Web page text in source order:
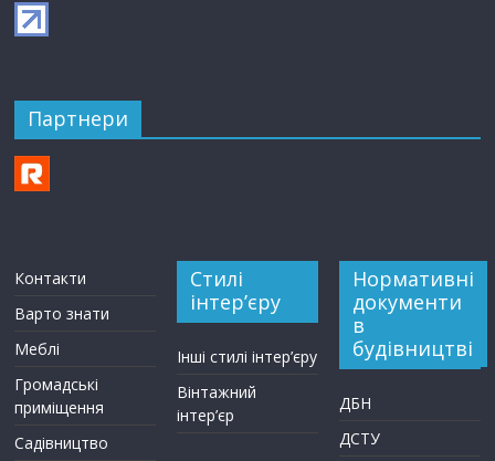
Партнери
Контакти
Варто знати
Меблі
Громадські
приміщення
Садівництво
Стилі
інтер’єру
Інші стилі інтер’єру
Вінтажний
інтер’єр
Нормативні
документи
в
будівництві
ДБН
ДСТУ